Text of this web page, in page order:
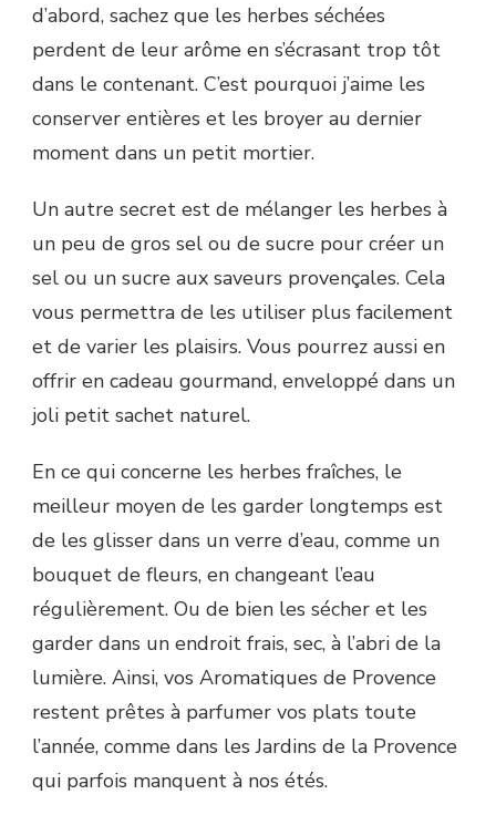
d’abord, sachez que les herbes séchées
perdent de leur arôme en s’écrasant trop tôt
dans le contenant. C’est pourquoi j’aime les
conserver entières et les broyer au dernier
moment dans un petit mortier.
Un autre secret est de mélanger les herbes à
un peu de gros sel ou de sucre pour créer un
sel ou un sucre aux saveurs provençales. Cela
vous permettra de les utiliser plus facilement
et de varier les plaisirs. Vous pourrez aussi en
offrir en cadeau gourmand, enveloppé dans un
joli petit sachet naturel.
En ce qui concerne les herbes fraîches, le
meilleur moyen de les garder longtemps est
de les glisser dans un verre d’eau, comme un
bouquet de fleurs, en changeant l’eau
régulièrement. Ou de bien les sécher et les
garder dans un endroit frais, sec, à l’abri de la
lumière. Ainsi, vos Aromatiques de Provence
restent prêtes à parfumer vos plats toute
l’année, comme dans les Jardins de la Provence
qui parfois manquent à nos étés.